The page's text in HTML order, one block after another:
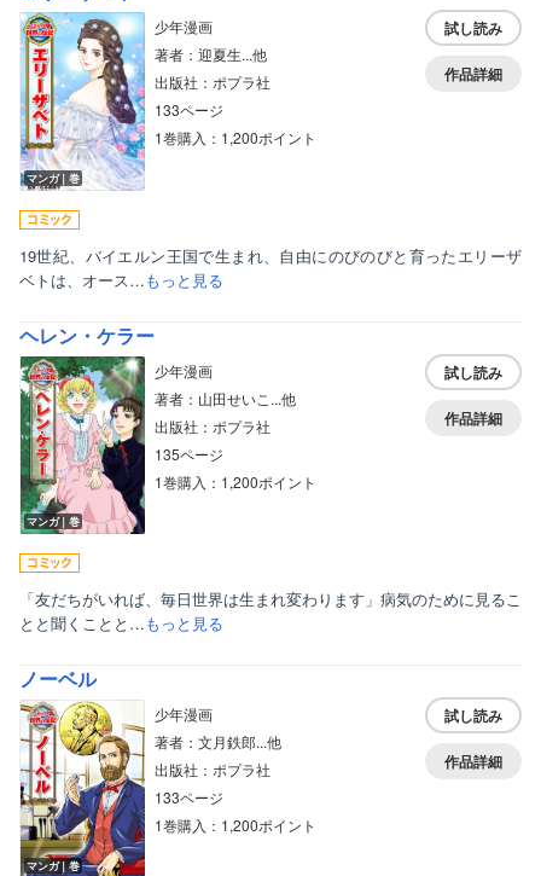
マンガ｜巻
少年漫画
著者：迎夏生...他
出版社：ポプラ社
133ページ
1巻購入：1,200ポイント
試し読み
作品詳細
19世紀、バイエルン王国で生まれ、自由にのびのびと育ったエリーザ
ベトは、オース…もっと見る
ヘレン・ケラー
マンガ｜巻
少年漫画
著者：山田せいこ...他
出版社：ポプラ社
135ページ
1巻購入：1,200ポイント
試し読み
作品詳細
「友だちがいれば、毎日世界は生まれ変わります」病気のために見るこ
とと聞くことと…もっと見る
ノーベル
マンガ｜巻
少年漫画
著者：文月鉄郎...他
出版社：ポプラ社
133ページ
1巻購入：1,200ポイント
試し読み
作品詳細